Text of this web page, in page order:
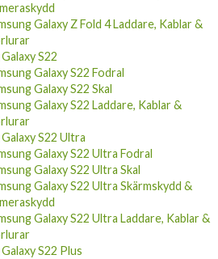
Galaxy Z Fold 4 Laddare, Kablar &
S22
Galaxy S22 Fodral
Galaxy S22 Skal
Galaxy S22 Laddare, Kablar &
Galaxy S22 Ultra
Galaxy S22 Ultra Fodral
Galaxy S22 Ultra Skal
Galaxy S22 Ultra Skärmskydd &
Galaxy S22 Ultra Laddare, Kablar &
Galaxy S22 Plus
Galaxy S22 Plus Fodral